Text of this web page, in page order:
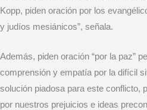
Kopp, piden oración por los
y judíos mesiánicos”, señala.
Además, piden oración “por la paz”
comprensión y empatía por la difícil
solución piadosa para este conflicto,
por nuestros prejuicios e ideas